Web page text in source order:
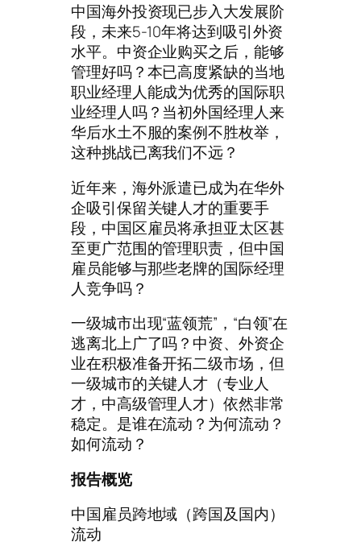
中国海外投资现已步入大发展阶
段，未来5-10年将达到吸引外资
水平。中资企业购买之后，能够
管理好吗？本已高度紧缺的当地
职业经理人能成为优秀的国际职
业经理人吗？当初外国经理人来
华后水土不服的案例不胜枚举，
这种挑战已离我们不远？
近年来，海外派遣已成为在华外
企吸引保留关键人才的重要手
段，中国区雇员将承担亚太区甚
至更广范围的管理职责，但中国
雇员能够与那些老牌的国际经理
人竞争吗？
一级城市出现“蓝领荒”，“白领”在
逃离北上广了吗？中资、外资企
业在积极准备开拓二级市场，但
一级城市的关键人才（专业人
才，中高级管理人才）依然非常
稳定。是谁在流动？为何流动？
如何流动？
报告概览
中国雇员跨地域（跨国及国内）
流动